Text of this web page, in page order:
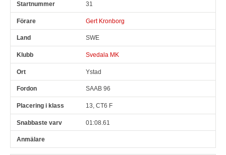
31
Gert Kronborg
SWE
Svedala MK
Ystad
SAAB 96
13, CT6 F
01:08.61